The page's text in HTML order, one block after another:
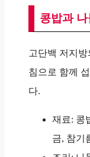
콩밥과 나
고단백 저지
침으로 함께
다.
재료: 콩
금, 참기